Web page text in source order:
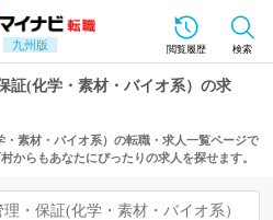
九州版 閲覧履歴 検索
証(化学・素材・バイオ系）の求
素材・バイオ系）の転職・求人一覧ページで
からもあなたにぴったりの求人を探せます。
・保証(化学・素材・バイオ系）